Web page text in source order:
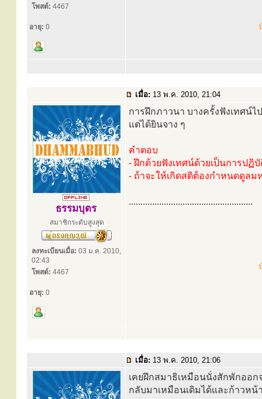
โพสต์: 4467
อายุ: 0
เมื่อ: 13 พ.ค. 2010, 21:04
ธรรมบุตร
สมาชิกระดับสูงสุด
ลงทะเบียนเมื่อ: 03 ม.ค. 2010,
02:43
โพสต์: 4467
อายุ: 0
การฝึกภาวนา บางครั้งฟังเทศน์
แต่ได้ยินจาง ๆ
คำตอบ
- ฝึกด้วยฟังเทศน์ด้วยเป็นการปฏิ
- ถ้าจะให้เกิดสติต้องกำหนดดูลม
.....................................................
เมื่อ: 13 พ.ค. 2010, 21:06
เคยฝึกสมาธิเหมือนนั่งสักพักออก
กลับมาเหมือนเดิมได้และก้าวหน้